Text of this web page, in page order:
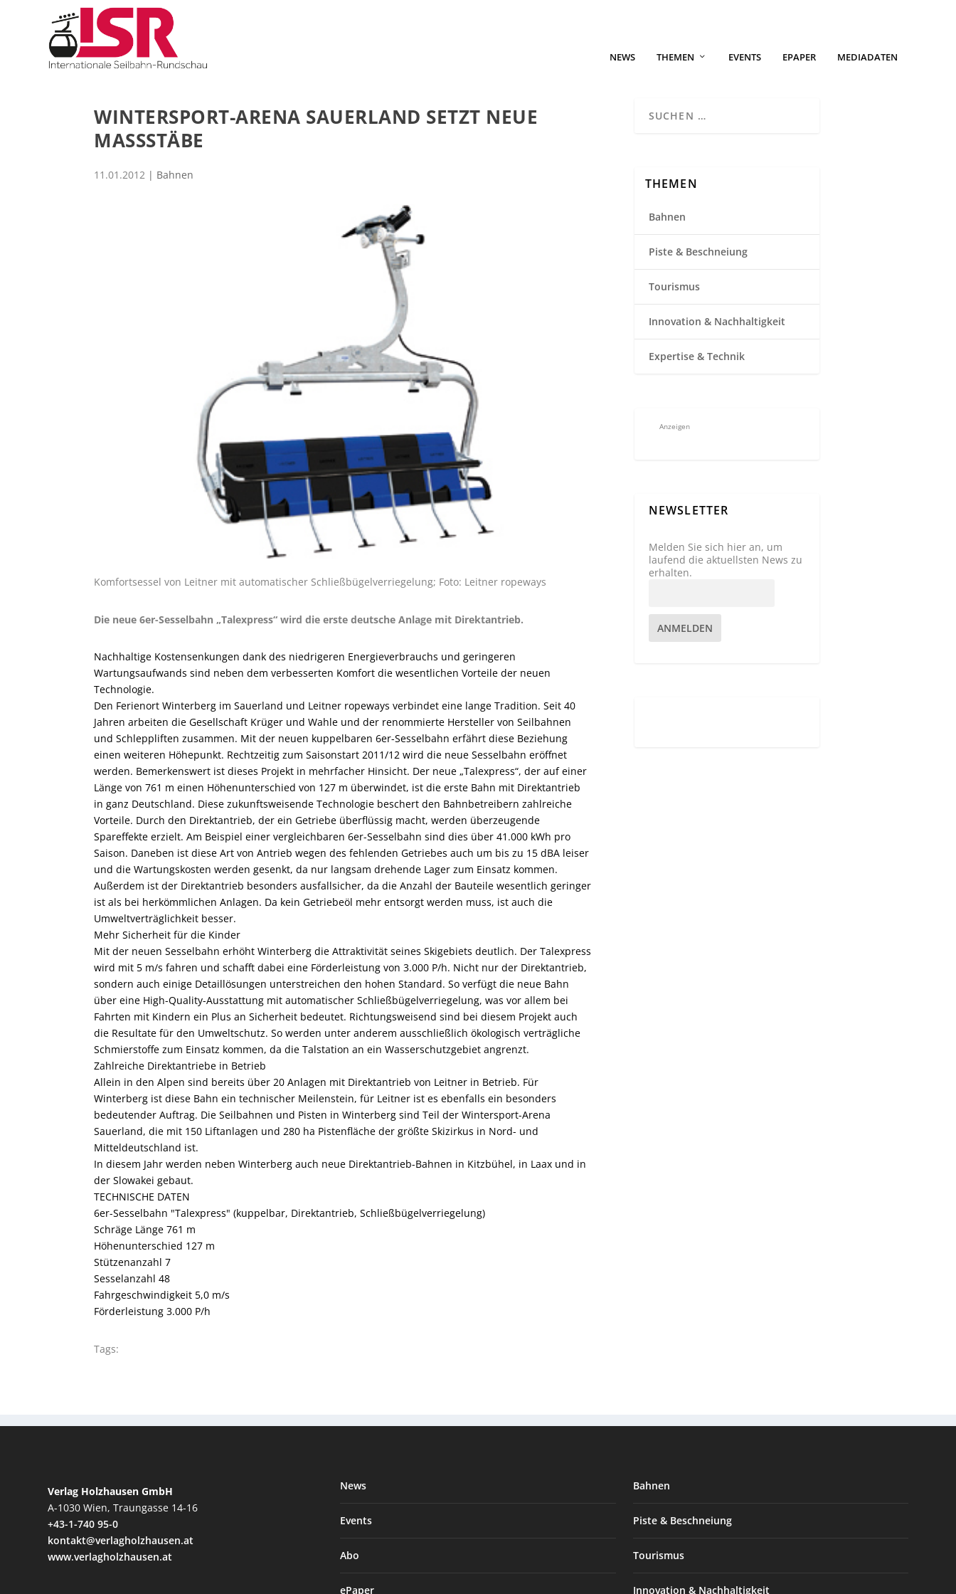
NEWS THEMEN EVENTS EPAPER MEDIADATEN
WINTERSPORT-ARENA SAUERLAND SETZT NEUE
MASSSTÄBE
11.01.2012 | Bahnen
Komfortsessel von Leitner mit automatischer Schließbügelverriegelung; Foto: Leitner ropeways
Die neue 6er-Sesselbahn „Talexpress“ wird die erste deutsche Anlage mit Direktantrieb.
Nachhaltige Kostensenkungen dank des niedrigeren Energieverbrauchs und geringeren
Wartungsaufwands sind neben dem verbesserten Komfort die wesentlichen Vorteile der neuen
Technologie.
Den Ferienort Winterberg im Sauerland und Leitner ropeways verbindet eine lange Tradition. Seit 40
Jahren arbeiten die Gesellschaft Krüger und Wahle und der renommierte Hersteller von Seilbahnen
und Schleppliften zusammen. Mit der neuen kuppelbaren 6er-Sesselbahn erfährt diese Beziehung
einen weiteren Höhepunkt. Rechtzeitig zum Saisonstart 2011/12 wird die neue Sesselbahn eröffnet
werden. Bemerkenswert ist dieses Projekt in mehrfacher Hinsicht. Der neue „Talexpress“, der auf einer
Länge von 761 m einen Höhenunterschied von 127 m überwindet, ist die erste Bahn mit Direktantrieb
in ganz Deutschland. Diese zukunftsweisende Technologie beschert den Bahnbetreibern zahlreiche
Vorteile. Durch den Direktantrieb, der ein Getriebe überflüssig macht, werden überzeugende
Spareffekte erzielt. Am Beispiel einer vergleichbaren 6er-Sesselbahn sind dies über 41.000 kWh pro
Saison. Daneben ist diese Art von Antrieb wegen des fehlenden Getriebes auch um bis zu 15 dBA leiser
und die Wartungskosten werden gesenkt, da nur langsam drehende Lager zum Einsatz kommen.
Außerdem ist der Direktantrieb besonders ausfallsicher, da die Anzahl der Bauteile wesentlich geringer
ist als bei herkömmlichen Anlagen. Da kein Getriebeöl mehr entsorgt werden muss, ist auch die
Umweltverträglichkeit besser.
Mehr Sicherheit für die Kinder
Mit der neuen Sesselbahn erhöht Winterberg die Attraktivität seines Skigebiets deutlich. Der Talexpress
wird mit 5 m/s fahren und schafft dabei eine Förderleistung von 3.000 P/h. Nicht nur der Direktantrieb,
sondern auch einige Detaillösungen unterstreichen den hohen Standard. So verfügt die neue Bahn
über eine High-Quality-Ausstattung mit automatischer Schließbügelverriegelung, was vor allem bei
Fahrten mit Kindern ein Plus an Sicherheit bedeutet. Richtungsweisend sind bei diesem Projekt auch
die Resultate für den Umweltschutz. So werden unter anderem ausschließlich ökologisch verträgliche
Schmierstoffe zum Einsatz kommen, da die Talstation an ein Wasserschutzgebiet angrenzt.
Zahlreiche Direktantriebe in Betrieb
Allein in den Alpen sind bereits über 20 Anlagen mit Direktantrieb von Leitner in Betrieb. Für
Winterberg ist diese Bahn ein technischer Meilenstein, für Leitner ist es ebenfalls ein besonders
bedeutender Auftrag. Die Seilbahnen und Pisten in Winterberg sind Teil der Wintersport-Arena
Sauerland, die mit 150 Liftanlagen und 280 ha Pistenfläche der größte Skizirkus in Nord- und
Mitteldeutschland ist.
In diesem Jahr werden neben Winterberg auch neue Direktantrieb-Bahnen in Kitzbühel, in Laax und in
der Slowakei gebaut.
TECHNISCHE DATEN
6er-Sesselbahn "Talexpress" (kuppelbar, Direktantrieb, Schließbügelverriegelung)
Schräge Länge 761 m
Höhenunterschied 127 m
Stützenanzahl 7
Sesselanzahl 48
Fahrgeschwindigkeit 5,0 m/s
Förderleistung 3.000 P/h
Tags:
THEMEN
Bahnen
Piste & Beschneiung
Tourismus
Innovation & Nachhaltigkeit
Expertise & Technik
Anzeigen
NEWSLETTER
Melden Sie sich hier an, um
laufend die aktuellsten News zu
erhalten.
ANMELDEN
Verlag Holzhausen GmbH
A-1030 Wien, Traungasse 14-16
+43-1-740 95-0
kontakt@verlagholzhausen.at
www.verlagholzhausen.at
News
Events
Abo
ePaper
Bahnen
Piste & Beschneiung
Tourismus
Innovation & Nachhaltigkeit